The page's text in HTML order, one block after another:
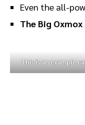
Even the all-
The Big
This is an example